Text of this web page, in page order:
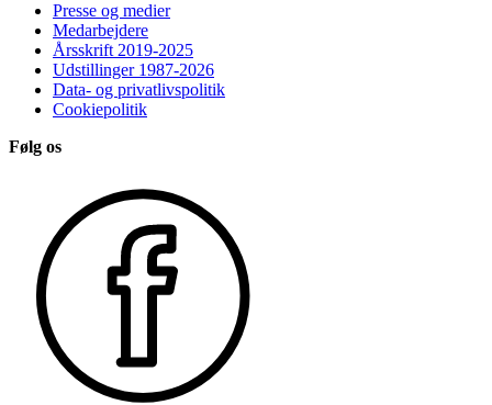
Presse og medier
Medarbejdere
Årsskrift 2019-2025
Udstillinger 1987-2026
Data- og privatlivspolitik
Cookiepolitik
Følg os